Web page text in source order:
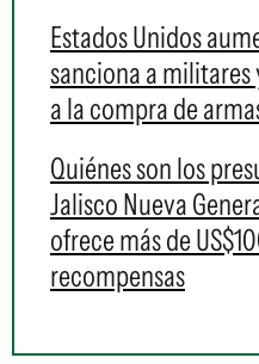
Estados Unidos
sanciona a
a la compra de
Quiénes son los
Jalisco Nueva
ofrece más de
recompensas